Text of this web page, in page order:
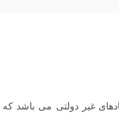
غیر دولتی می باشد که